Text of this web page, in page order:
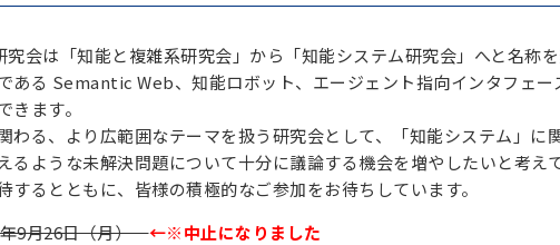
究会は「知能と複雑系研究会」から「知能システム研究会」へと名称を
ある Semantic Web、知能ロボット、エージェント指向インタフェ
きます。
わる、より広範囲なテーマを扱う研究会として、「知能システム」に
るような未解決問題について十分に議論する機会を増やしたいと考え
するとともに、皆様の積極的なご参加をお待ちしています。
9月26日（月）←※中止になりました